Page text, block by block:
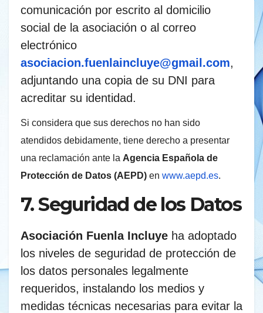
comunicación por escrito al domicilio
social de la asociación o al correo
electrónico
asociacion.fuenlaincluye@gmail.com,
adjuntando una copia de su DNI para
acreditar su identidad.
Si considera que sus derechos no han sido
atendidos debidamente, tiene derecho a presentar
una reclamación ante la Agencia Española de
Protección de Datos (AEPD) en www.aepd.es.
7. Seguridad de los Datos
Asociación Fuenla Incluye ha adoptado
los niveles de seguridad de protección de
los datos personales legalmente
requeridos, instalando los medios y
medidas técnicas necesarias para evitar la